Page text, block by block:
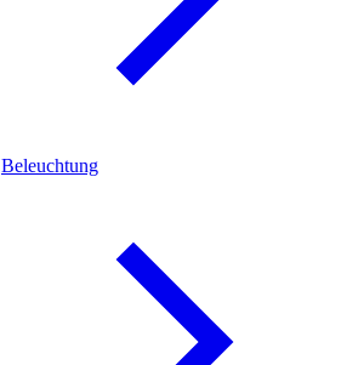
Beleuchtung